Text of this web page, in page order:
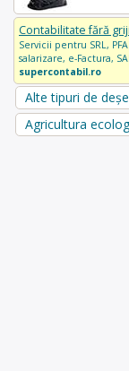
Contabilitate fără griji
Servicii pentru SRL,
salarizare, e-Factura,
supercontabil.ro
Alte tipuri de
Agricultura